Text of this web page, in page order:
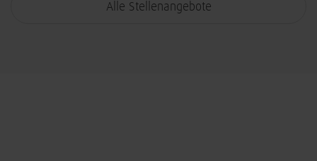
Alle Stellenangebote